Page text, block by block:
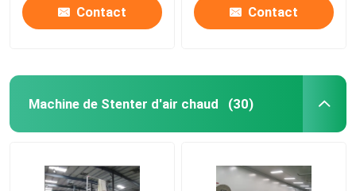
Contact Contact
Machine de Stenter d'air chaud (30)